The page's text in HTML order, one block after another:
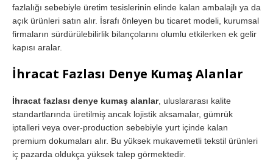
fazlalığı sebebiyle üretim tesislerinin elinde kalan ambalajlı ya da
açık ürünleri satın alır. İsrafı önleyen bu ticaret modeli, kurumsal
firmaların sürdürülebilirlik bilançolarını olumlu etkilerken ek gelir
kapısı aralar.
İhracat Fazlası Denye Kumaş Alanlar
İhracat fazlası denye kumaş alanlar, uluslararası kalite
standartlarında üretilmiş ancak lojistik aksamalar, gümrük
iptalleri veya over-production sebebiyle yurt içinde kalan
premium dokumaları alır. Bu yüksek mukavemetli tekstil ürünleri
iç pazarda oldukça yüksek talep görmektedir.